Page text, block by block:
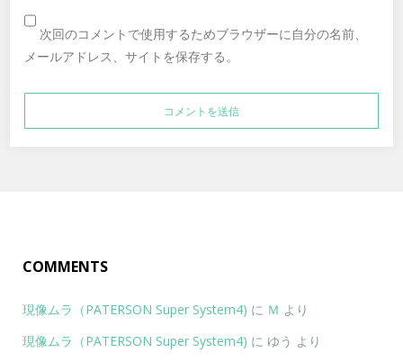
次回のコメントで使用するためブラウザーに自分の名前、
メールアドレス、サイトを保存する。
COMMENTS
現像ムラ（PATERSON Super System4) に Ｍ より
現像ムラ（PATERSON Super System4) に ゆう より